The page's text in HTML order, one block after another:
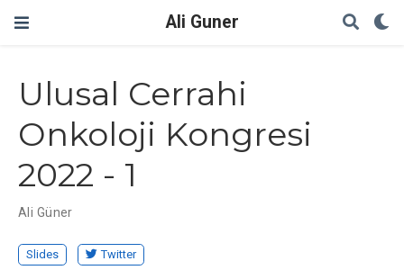
Ali Guner
Ulusal Cerrahi
Onkoloji Kongresi
2022 - 1
Ali Güner
Slides Twitter